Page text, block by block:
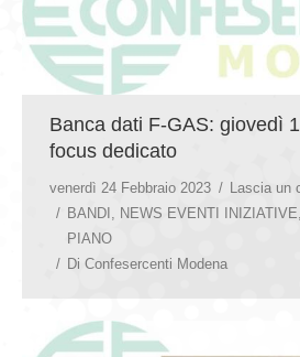
Banca dati F-GAS: giovedì
focus dedicato
venerdì 24 Febbraio 2023
Lascia un
BANDI , NEWS EVENTI INIZIATIVE,
PIANO
Di Confesercenti Modena